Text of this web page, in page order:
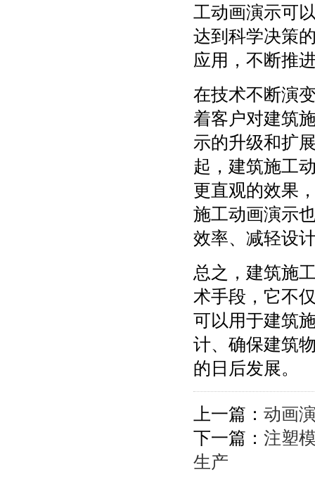
工动画演示可
达到科学决策
应用，不断推
在技术不断演
着客户对建筑
示的升级和扩
起，建筑施工
更直观的效果
施工动画演示
效率、减轻设
总之，建筑施
术手段，它不
可以用于建筑
计、确保建筑
的日后发展。
上一篇： 动画
下一篇： 注塑
生产